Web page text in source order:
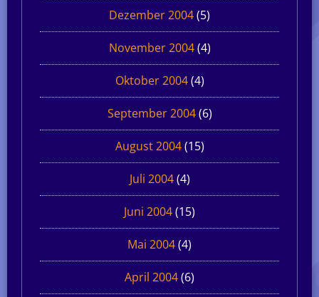
Dezember 2004(5)
November 2004(4)
Oktober 2004(4)
September 2004(6)
August 2004(15)
Juli 2004(4)
Juni 2004(15)
Mai 2004(4)
April 2004(6)